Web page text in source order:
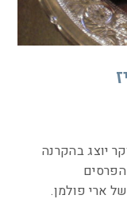
בשישי, 6.2, ב-11:00 בבוקר יוצג בהקרנה
ארי פולמן.